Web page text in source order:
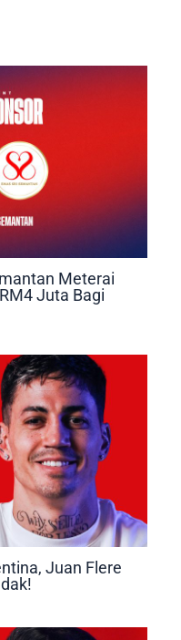
Meterai
Juta Bagi
Juan Flere